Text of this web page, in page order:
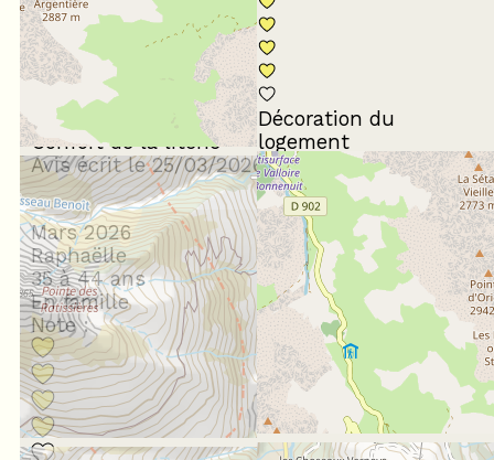
Confort de la literie
Décoration du
logement
Avis écrit le 25/03/2026
Mars 2026
Raphaëlle
35 à 44 ans
En famille
Note :